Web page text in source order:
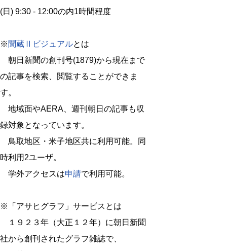
(日) 9:30 - 12:00の内1時間程度
※聞蔵Ⅱビジュアルとは
朝日新聞の創刊号(1879)から現在まで
の記事を検索、閲覧することができま
す。
地域面やAERA、週刊朝日の記事も収
録対象となっています。
鳥取地区・米子地区共に利用可能。同
時利用2ユーザ。
学外アクセスは申請で利用可能。
※「アサヒグラフ」サービスとは
１９２３年（大正１２年）に朝日新聞
社から創刊されたグラフ雑誌で、